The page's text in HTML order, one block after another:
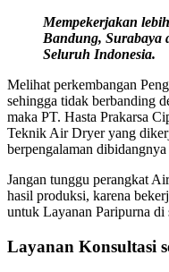
Mempekerjakan
Bandung, Surabaya
Seluruh Indonesia.
Melihat perkembangan
sehingga tidak berbanding
maka PT. Hasta Prakarsa
Teknik Air Dryer yang
berpengalaman
Jangan tunggu perangkat
hasil produksi, karena
untuk Layanan Paripurna di
Layanan Konsultasi